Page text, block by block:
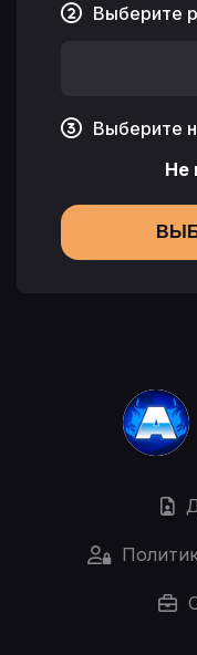
Выберите
Выберите
Не